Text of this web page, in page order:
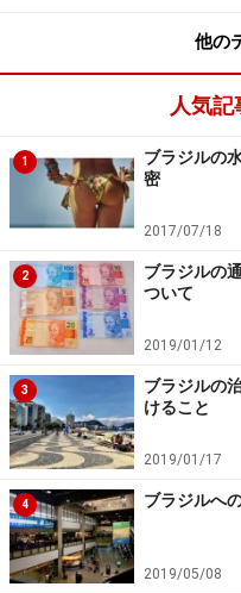
他の
人気
1
ブラジルの
密
2017/07/18
2
ブラジルの
ついて
2019/01/12
3
ブラジルの
けること
2019/01/17
4 ブラジルへ
2019/05/08